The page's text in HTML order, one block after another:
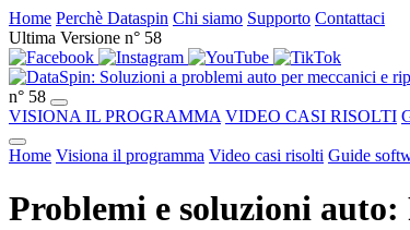
Home Perchè Dataspin Chi siamo Supporto Contattaci
Ultima Versione n° 58
n° 58
VISIONA IL PROGRAMMA VIDEO CASI RISOLTI
Home Visiona il programma Video casi risolti Guide
Problemi e soluzioni